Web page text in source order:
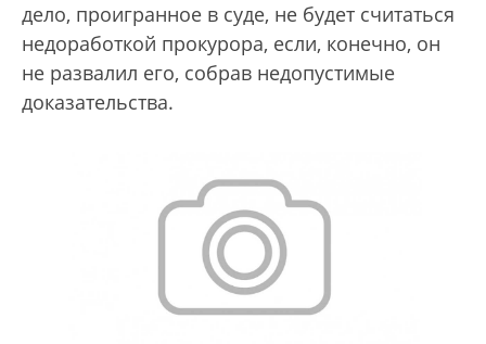
дело, проигранное в суде, не будет считаться
недоработкой прокурора, если, конечно, он
не развалил его, собрав недопустимые
доказательства.